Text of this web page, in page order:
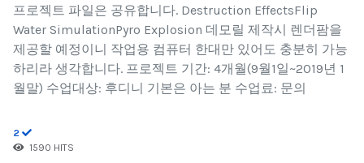
프로젝트 파일은 공유합니다. Destruction EffectsFlip
Water SimulationPyro Explosion 데모릴 제작시 렌더팜을
제공할 예정이니 작업용 컴퓨터 한대만 있어도 충분히 가능
하리라 생각합니다. 프로젝트 기간: 4개월(9월1일~2019년 1
월말) 수업대상: 후디니 기본은 아는 분 수업료: 문의
2
1590 HITS